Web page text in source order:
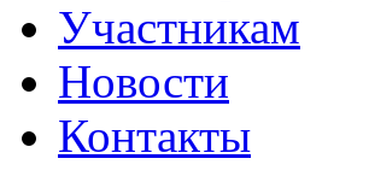
Участникам
Новости
Контакты